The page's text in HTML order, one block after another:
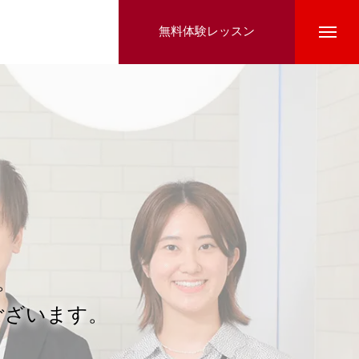
無料体験レッスン
います。